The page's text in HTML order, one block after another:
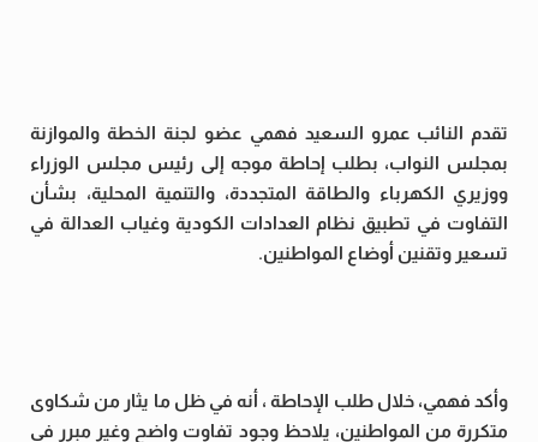
تقدم النائب عمرو السعيد فهمي عضو لجنة الخطة والموازنة
بمجلس النواب، بطلب إحاطة موجه إلى رئيس مجلس الوزراء
ووزيري الكهرباء والطاقة المتجددة، والتنمية المحلية، بشأن
التفاوت في تطبيق نظام العدادات الكودية وغياب العدالة في
تسعير وتقنين أوضاع المواطنين.
وأكد فهمي، خلال طلب الإحاطة ، أنه في ظل ما يثار من شكاوى
متكررة من المواطنين، يلاحظ وجود تفاوت واضح وغير مبرر في